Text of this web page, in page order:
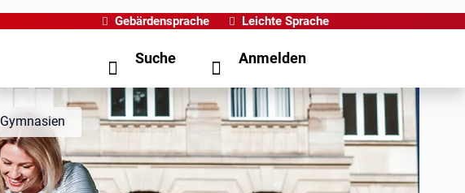
Gebärdensprache Leichte Sprache
Suche Anmelden
Gymnasien